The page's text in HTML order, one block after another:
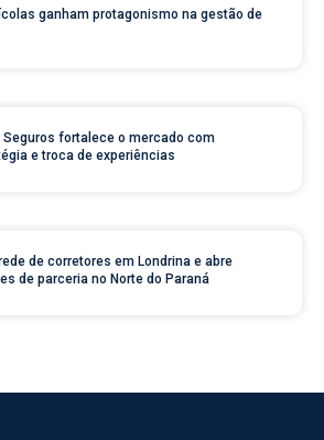
ganham protagonismo na gestão de
Seguros fortalece o mercado com
e troca de experiências
de corretores em Londrina e abre
de parceria no Norte do Paraná